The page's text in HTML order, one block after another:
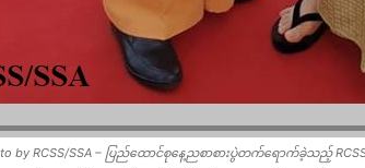
by RCSS/SSA – ပြည်ထောင်စုနေ့ညစာစားပွဲတက်ရောက်ခဲ့သည့်